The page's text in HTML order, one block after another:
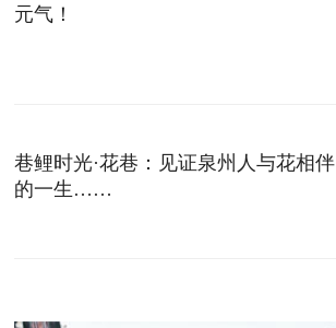
元气！
巷鲤时光·花巷：见证泉州人与花相伴
的一生……